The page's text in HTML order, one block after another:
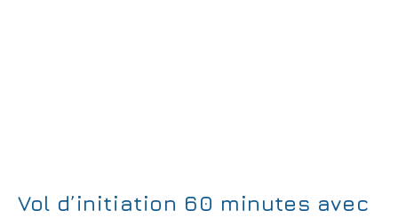
Vol d’initiation 60 minutes avec